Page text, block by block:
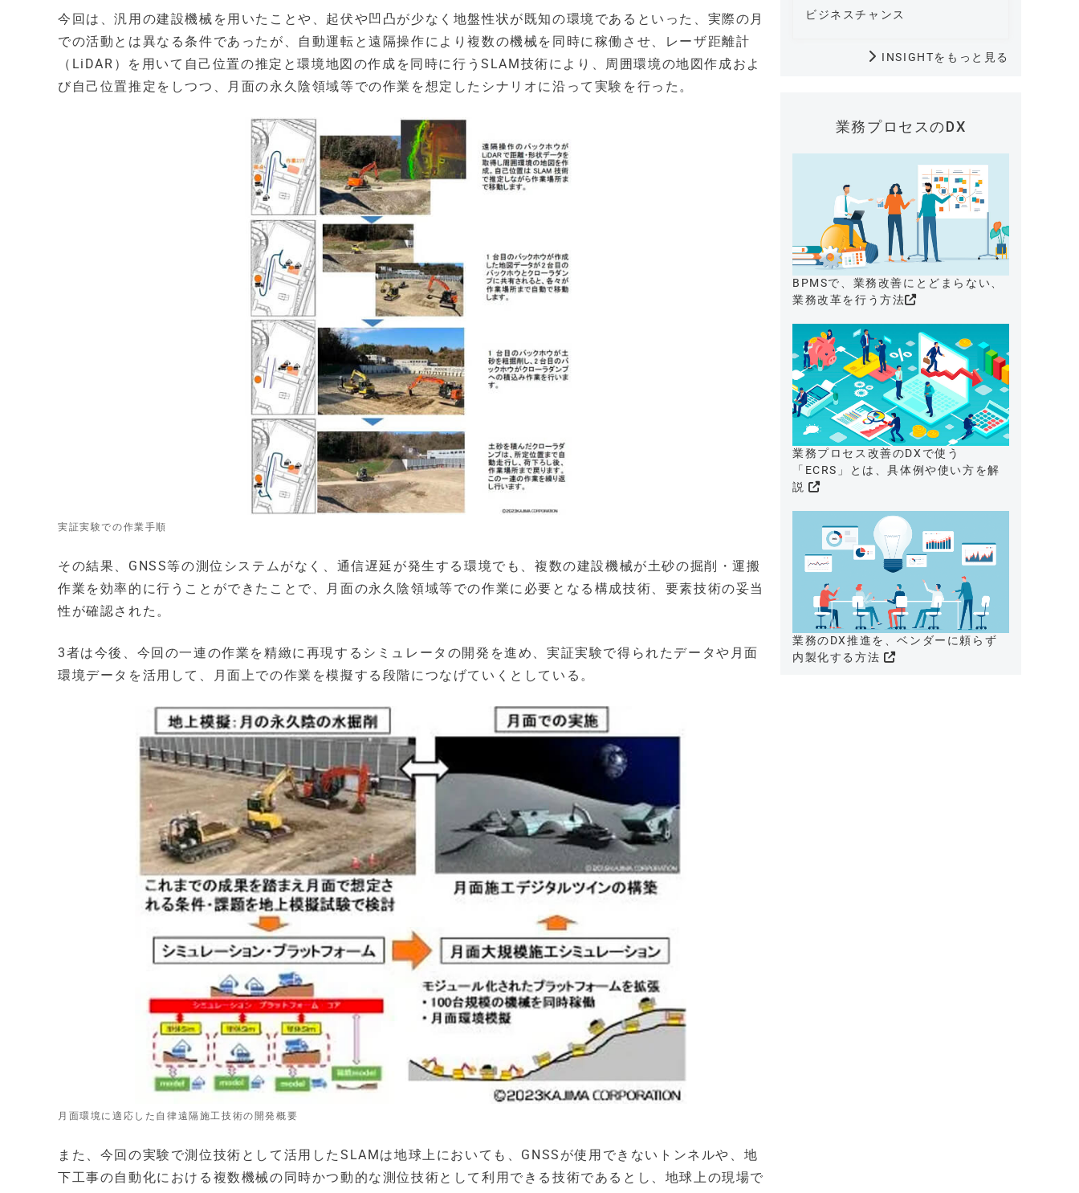
今回は、汎用の建設機械を用いたことや、起伏や凹凸が少なく地盤性状が既知の環境であるといった、実際の月
での活動とは異なる条件であったが、自動運転と遠隔操作により複数の機械を同時に稼働させ、レーザ距離計
（LiDAR）を用いて自己位置の推定と環境地図の作成を同時に行うSLAM技術により、周囲環境の地図作成およ
び自己位置推定をしつつ、月面の永久陰領域等での作業を想定したシナリオに沿って実験を行った。
実証実験での作業手順
その結果、GNSS等の測位システムがなく、通信遅延が発生する環境でも、複数の建設機械が土砂の掘削・運搬
作業を効率的に行うことができたことで、月面の永久陰領域等での作業に必要となる構成技術、要素技術の妥当
性が確認された。
3者は今後、今回の一連の作業を精緻に再現するシミュレータの開発を進め、実証実験で得られたデータや月面
環境データを活用して、月面上での作業を模擬する段階につなげていくとしている。
月面環境に適応した自律遠隔施工技術の開発概要
また、今回の実験で測位技術として活用したSLAMは地球上においても、GNSSが使用できないトンネルや、地
下工事の自動化における複数機械の同時かつ動的な測位技術として利用できる技術であるとし、地球上の現場で
ビジネスチャンス
INSIGHTをもっと見る
業務プロセスのDX
BPMSで、業務改善にとどまらない、
業務改革を行う方法
業務プロセス改善のDXで使う
「ECRS」とは、具体例や使い方を解
説
業務のDX推進を、ベンダーに頼らず
内製化する方法